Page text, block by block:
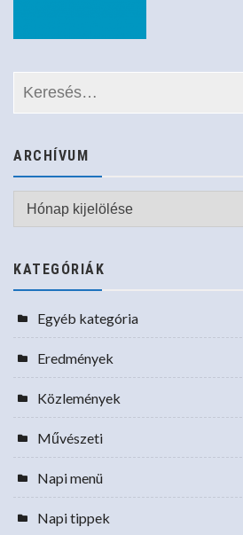
ARCHÍVUM
Archívum
KATEGÓRIÁK
Egyéb kategória
Eredmények
Közlemények
Művészeti
Napi menü
Napi tippek